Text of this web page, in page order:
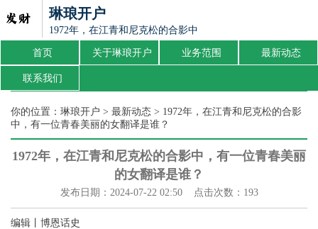
琳琅开户
1972年，在江青和尼克松的合影中，有一位青春美丽的女翻
首页 关于琳琅开户 业务范围 最新动态
联系我们
你的位置： 琳琅开户 > 最新动态 > 1972年，在江青和尼克松的合影
中，有一位青春美丽的女翻译是谁？
1972年，在江青和尼克松的合影中，有一位青春美丽
的女翻译是谁？
发布日期：2024-07-22 02:50 点击次数：193
编辑丨博恩话史